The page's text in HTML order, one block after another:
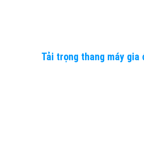
Tải trọng thang máy gia